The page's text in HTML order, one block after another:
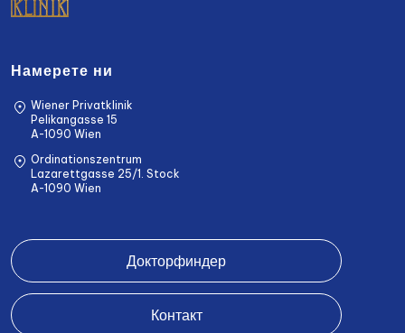
Намерете ни
Wiener Privatklinik
Pelikangasse 15
A-1090 Wien
Ordinationszentrum
Lazarettgasse 25/1. Stock
A-1090 Wien
Докторфиндер
Контакт